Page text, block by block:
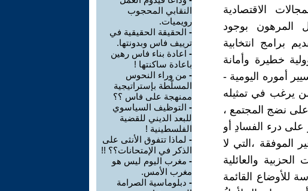
الاقتصادية
المرهون بوجود
برامج انتخابية
خطيرة وأمانة
أموره اليومية -
من يرغب في تمثيله
نضج المجتمع ،
على درء الفسادِ أو
الموفقة ،التي لا
والعائلية
للأوضاع القائمة
النقابي المحجوب
رويميات.
- الحقيقة الحقيقية في
ترييف فاس وبدونتها.
- اعادة بناء فاس رهين
باعادة ساكنتها !
- من وراء النحوس
المسلّطة بإستراتيجية
ممنهجة على فاس ؟؟
- التوظيف السياسوي
للبعد الديني للقضية
الفلسطينية !
- لماذا تتفوق الأنثى على
الذكر في الإمتحانات؟؟ !!
- مغرب اليوم ليس هو
مغرب الأمس.
- دبلوماسية الصرامة